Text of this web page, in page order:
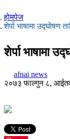
होमपेज
शेर्पा भाषामा उद्घोषण
शेर्पा भाषामा
afnai news
२०७३ फाल्गुन ८,